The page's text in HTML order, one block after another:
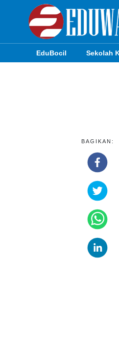
EduBocil Sekolah
BAGIKAN: